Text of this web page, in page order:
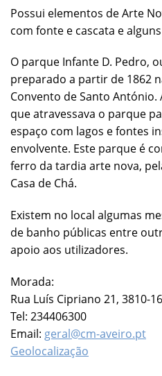
Possui elementos de Arte
com fonte e cascata e
O parque Infante D. Pedro,
preparado a partir de 1862
Convento de Santo
que atravessava o parque
espaço com lagos e fontes
envolvente. Este parque é
ferro da tardia arte nova,
Casa de Chá.
Existem no local algumas
de banho públicas entre
apoio aos utilizadores.
Morada:
Rua Luís Cipriano 21, 3810-
Tel: 234406300
Email: geral@cm-aveiro.pt
Geolocalização